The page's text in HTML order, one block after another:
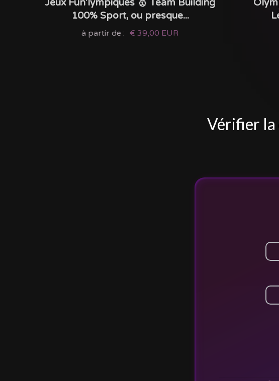
100% Sport, ou presque...
à partir de : € 39,00 EUR
Vérifier la